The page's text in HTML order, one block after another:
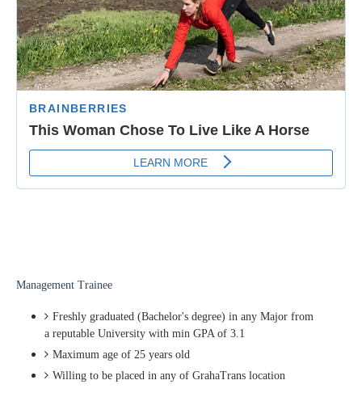
Management Trainee
Freshly graduated (Bachelor's degree) in any Major from
a reputable University with min GPA of 3.1
Maximum age of 25 years old
Willing to be placed in any of GrahaTrans location